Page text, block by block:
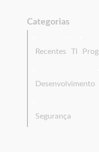
Categorias
Recentes TI
Desenvolvimento
Segurança